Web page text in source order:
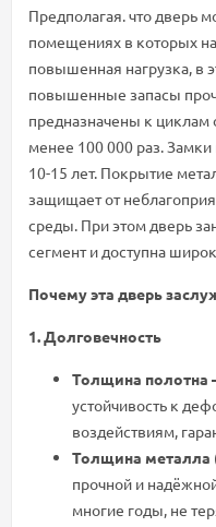
Предполагая. что дверь
помещениях в которых
повышенная нагрузка, в
повышенные запасы
предназначены к циклам
менее 100 000 раз. Замки
10-15 лет. Покрытие
защищает от
среды. При этом дверь
сегмент и доступна
Почему эта дверь
1. Долговечность
Толщина полотна
устойчивость к
воздействиям,
Толщина металла
прочной и
многие годы, не